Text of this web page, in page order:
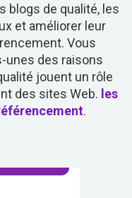
blogs de qualité, les
et améliorer leur
Vous
unes des raisons
jouent un rôle
des sites Web. les
.